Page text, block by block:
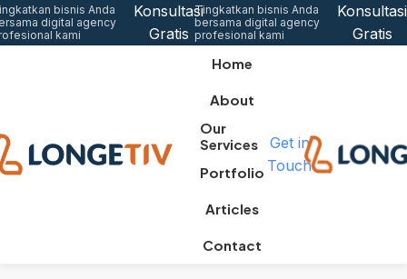
bisnis Anda
digital agency
kami
Konsultasi
Gratis
Tingkatkan bisnis Anda
bersama digital agency
profesional kami
Konsultasi
Gratis
Home
About
Our
Services
Portfolio
Articles
Contact
Get in
Touch